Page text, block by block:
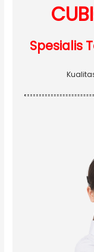
Spesialis